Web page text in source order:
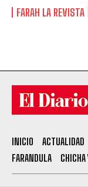
FARAH LA REVISTA
INICIO ACTUALIDAD
FARANDULA